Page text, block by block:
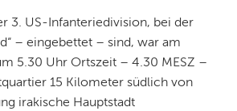
3. US-Infanteriedivision, bei der
– eingebettet – sind, war am
5.30 Uhr Ortszeit – 4.30 MESZ –
15 Kilometer südlich von
irakische Hauptstadt